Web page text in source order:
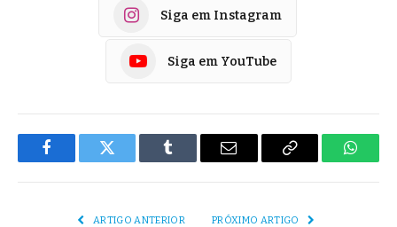
Siga em Instagram
Siga em YouTube
FacebookTwitter Tumblr
E-
Copiar
ARTIGO ANTERIOR PRÓXIMO ARTIGO